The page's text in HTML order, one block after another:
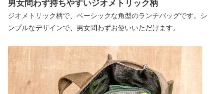
男女問わず持ちやすいジオメトリック柄
ジオメトリック柄で、ベーシックな角型のランチバッグです。シ
ンプルなデザインで、男女問わずお使いいただけます。